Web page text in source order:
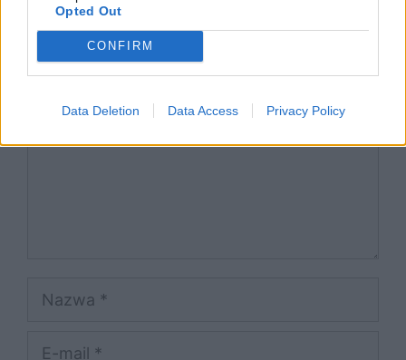
Opted Out
CONFIRM
Data Deletion Data Access Privacy Policy
Dodaj komentarz
Komentarz
Nazwa